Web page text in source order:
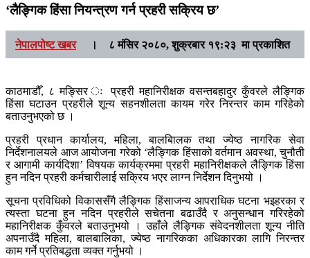
‘लैङ्गिक हिंसा नियन्त्रण गर्न प्रहरी सक्रिय छ’
नेपालपोष्ट खबर। ८ मंसिर २०८०, शुक्रबार १९:२३ मा प्रकाशित
काठमाडौँ, ८ मङ्सिर ः प्रहरी महानिरीक्षक वसन्तबहादुर कुँवरले लैङ्गिक
हिंसा घटाउन प्रहरीले शून्य सहनशीलता कायम गरेर निरन्तर काम गरिहेको
बताउनुभएको छ ।
प्रहरी प्रधान कार्यालय, महिला, बालबिालक तथा ज्येष्ठ नागरिक सेवा
निर्देशनालयले आज आयोजना गरेको ‘लैङ्गिक हिंसाको वर्तमान अवस्था, चुनौती
र आगामी कार्यदिशा’ विषयक कार्यक्रममा प्रहरी महानिरीक्षकले लैङ्गिक हिंसा
हुन नदिन प्रहरी कर्मचारीलाई सक्रिय भएर लाग्न निर्देशन दिनुभयो ।
सूचना प्रविधिको विकाससँगै लैङ्गिक हिंसाजन्य आपराधिक घटना भइहरका र
त्यस्ता घटना हुन नदिन प्रहरीले सचेतना बढाउँदै र अनुसन्धान गरिरहेको
महानिरीक्षक कुँवरले बताउनुभयो । उहाँले लैङ्गिक संवेदनशीलता शून्य नीति
अपनाउँदै महिला, बालबालिका, ज्येष्ठ नागरिकका अधिकारका लागि निरन्तर
काम गर्ने प्रतिबद्धता व्यक्त गर्नुभयो ।